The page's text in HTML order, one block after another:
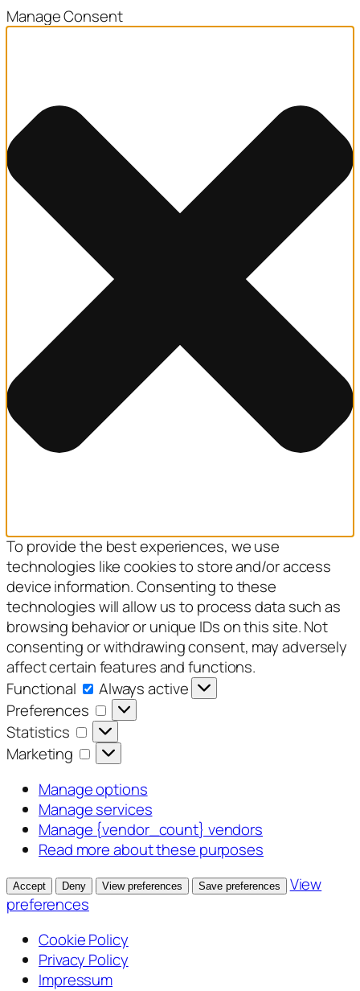
Manage Consent
To provide the best experiences, we use
technologies like cookies to store and/or access
device information. Consenting to these
technologies will allow us to process data such as
browsing behavior or unique IDs on this site. Not
consenting or withdrawing consent, may adversely
affect certain features and functions.
Functional
Functional
Always active
Preferences
Preferences
Statistics
Statistics
Marketing
Marketing
Manage options
Manage services
Manage {vendor_count} vendors
Read more about these purposes
Accept Deny View preferences Save preferences
View
preferences
Cookie Policy
Privacy Policy
Impressum